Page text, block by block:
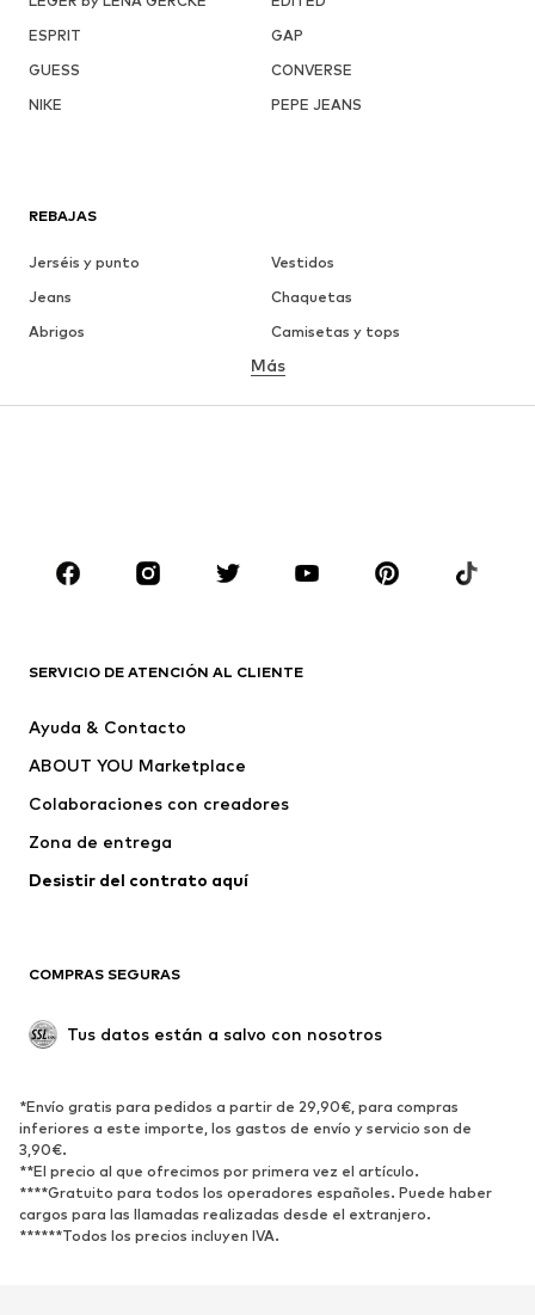
ESPRIT
GAP
GUESS
CONVERSE
NIKE
PEPE JEANS
REBAJAS
Jerséis y punto
Vestidos
Jeans
Chaquetas
Abrigos
Camisetas y tops
Ropa interior
Faldas
Blusas y camisas
Zapatos
Deporte
Vestidos
Camisetas y tops
Chaquetas
Jerséis y punto
Ropa interior
Abrigos
Tallas grandes
Reciclado
ZAPATOS
Nuevo
Zapatillas de deporte
Botines
Zapatos de tacón y plataforma Botas
Más
SERVICIO DE ATENCIÓN AL CLIENTE
Ayuda & Contacto
ABOUT YOU Marketplace
Colaboraciones con creadores
Zona de entrega
Desistir del contrato aquí
COMPRAS SEGURAS
Tus datos están a salvo con nosotros
*Envío gratis para pedidos a partir de 29,90€, para compras
inferiores a este importe, los gastos de envío y servicio son de
3,90€.
**El precio al que ofrecimos por primera vez el artículo.
****Gratuito para todos los operadores españoles. Puede haber
cargos para las llamadas realizadas desde el extranjero.
******Todos los precios incluyen IVA.